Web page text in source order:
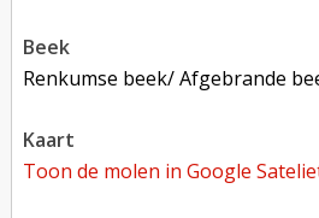
beek
Renkumse beek/ Afgebrande
kaart
Toon de molen inGoogle